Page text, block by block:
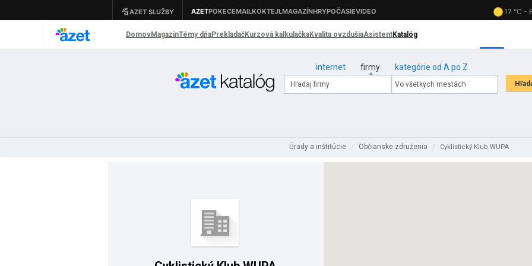
internet firmy kategórie od A po Z
Úrady a inštitúcie / Občianske združenia / Cyklistický Klub WUPA